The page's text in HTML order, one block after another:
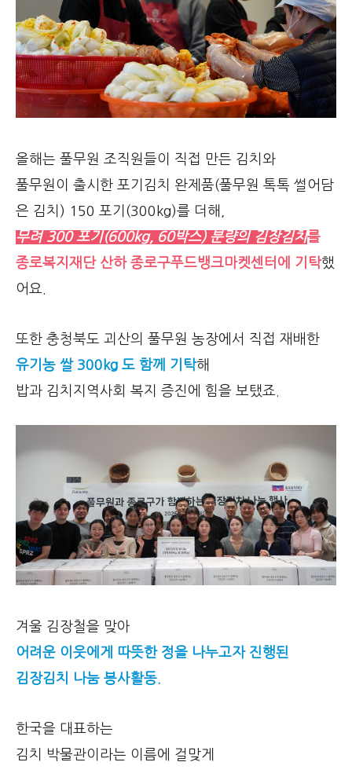
올해는 풀무원 조직원들이 직접 만든 김치와
풀무원이 출시한 포기김치 완제품(풀무원 톡톡 썰어담
은 김치) 150 포기(300kg)를 더해,
무려 300 포기(600kg, 60박스) 분량의 김장김치를
종로복지재단 산하 종로구푸드뱅크마켓센터에 기탁했
어요.
또한 충청북도 괴산의 풀무원 농장에서 직접 재배한
유기농 쌀 300kg 도 함께 기탁해
밥과 김치지역사회 복지 증진에 힘을 보탰죠.
겨울 김장철을 맞아
어려운 이웃에게 따뜻한 정을 나누고자 진행된
김장김치 나눔 봉사활동.
한국을 대표하는
김치 박물관이라는 이름에 걸맞게